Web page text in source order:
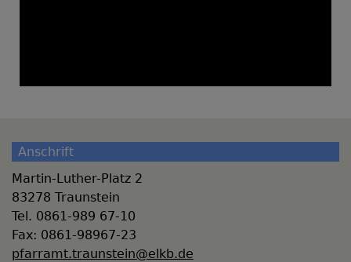
Anschrift
Martin-Luther-Platz 2
83278 Traunstein
Tel. 0861-989 67-10
Fax: 0861-98967-23
pfarramt.traunstein@elkb.de